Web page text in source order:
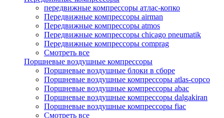
передвижные компрессоры атлас-копко
Передвижные компрессоры airman
Передвижные компрессоры atmos
Передвижные компрессоры chicago pneumatik
Передвижные компрессоры comprag
Смотреть все
Поршневые воздушные компрессоры
Поршневые воздушные блоки в сборе
Поршневые воздушные компрессоры atlas-copco
Поршневые воздушные компрессоры abac
Поршневые воздушные компрессоры dalgakiran
Поршневые воздушные компрессоры fiac
Смотреть все